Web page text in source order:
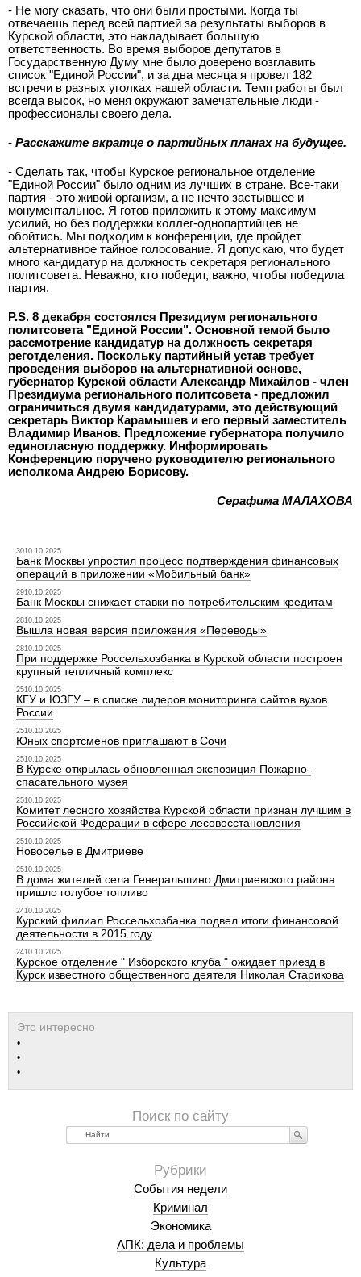
- Не могу сказать, что они были простыми. Когда ты
отвечаешь перед всей партией за результаты выборов в
Курской области, это накладывает большую
ответственность. Во время выборов депутатов в
Государственную Думу мне было доверено возглавить
список "Единой России", и за два месяца я провел 182
встречи в разных уголках нашей области. Темп работы был
всегда высок, но меня окружают замечательные люди -
профессионалы своего дела.
- Расскажите вкратце о партийных планах на будущее.
- Сделать так, чтобы Курское региональное отделение
"Единой России" было одним из лучших в стране. Все-таки
партия - это живой организм, а не нечто застывшее и
монументальное. Я готов приложить к этому максимум
усилий, но без поддержки коллег-однопартийцев не
обойтись. Мы подходим к конференции, где пройдет
альтернативное тайное голосование. Я допускаю, что будет
много кандидатур на должность секретаря регионального
политсовета. Неважно, кто победит, важно, чтобы победила
партия.
P.S. 8 декабря состоялся Президиум регионального
политсовета "Единой России". Основной темой было
рассмотрение кандидатур на должность секретаря
реготделения. Поскольку партийный устав требует
проведения выборов на альтернативной основе,
губернатор Курской области Александр Михайлов - член
Президиума регионального политсовета - предложил
ограничиться двумя кандидатурами, это действующий
секретарь Виктор Карамышев и его первый заместитель
Владимир Иванов. Предложение губернатора получило
единогласную поддержку. Информировать
Конференцию поручено руководителю регионального
исполкома Андрею Борисову.
Серафима МАЛАХОВА
3010.10.2025
Банк Москвы упростил процесс подтверждения финансовых
операций в приложении «Мобильный банк»
2910.10.2025
Банк Москвы снижает ставки по потребительским кредитам
2810.10.2025
Вышла новая версия приложения «Переводы»
2810.10.2025
При поддержке Россельхозбанка в Курской области построен
крупный тепличный комплекс
2510.10.2025
КГУ и ЮЗГУ – в списке лидеров мониторинга сайтов вузов
России
2510.10.2025
Юных спортсменов приглашают в Сочи
2510.10.2025
В Курске открылась обновленная экспозиция Пожарно-
спасательного музея
2510.10.2025
Комитет лесного хозяйства Курской области признан лучшим в
Российской Федерации в сфере лесовосстановления
2510.10.2025
Новоселье в Дмитриеве
2510.10.2025
В дома жителей села Генеральшино Дмитриевского района
пришло голубое топливо
2410.10.2025
Курский филиал Россельхозбанка подвел итоги финансовой
деятельности в 2015 году
2410.10.2025
Курское отделение " Изборского клуба " ожидает приезд в
Курск известного общественного деятеля Николая Старикова
Найти
События недели
Криминал
Экономика
АПК: дела и проблемы
Культура